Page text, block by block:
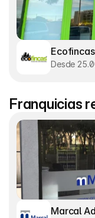
Ecofincas
Desde
Franquicias
Marcal